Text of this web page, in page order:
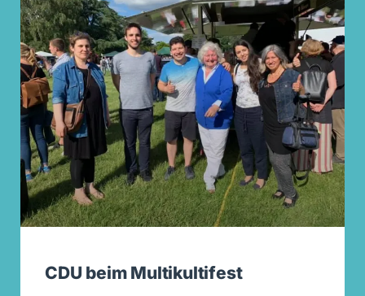
CDU beim Multikultifest